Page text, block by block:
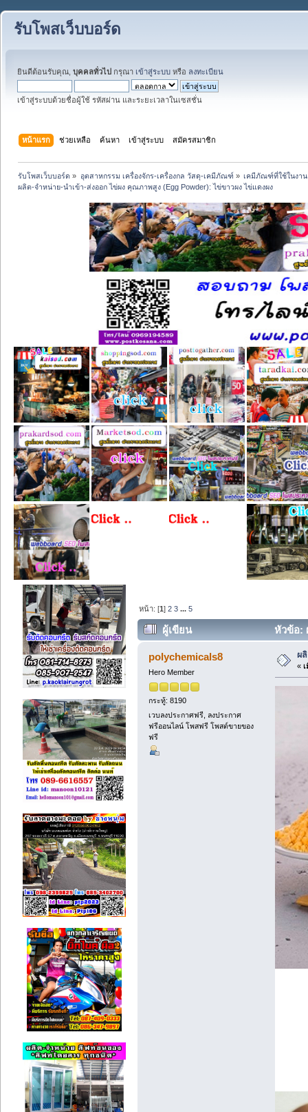
รับโพสเว็บบอร์ด
ยินดีต้อนรับคุณ, บุคคลทั่วไป กรุณา เข้าสู่ระบบ หรือ ลงทะเบียน
เข้าสู่ระบบด้วยชื่อผู้ใช้ รหัสผ่าน และระยะเวลาในเซสชั่น
หน้าแรก ช่วยเหลือ ค้นหา เข้าสู่ระบบ สมัครสมาชิก
รับโพสเว็บบอร์ด » อุตสาหกรรม เครื่องจักร-เครื่องกล วัสดุ-เคมีภัณฑ์ » เคมีภัณฑ์ที่ใช้ในงา
ผลิต-จำหน่าย-นำเข้า-ส่งออก ไข่ผง คุณภาพสูง (Egg Powder): ไข่ขาวผง ไข่แดงผง
หน้า: [1]2 3 ...5
ผู้เขียน หัวข้อ:
polychemicals8
Hero Member
กระทู้: 8190
เวบลงประกาศฟรี, ลงประกาศ
ฟรีออนไลน์ โพสฟรี โพสต์ขายของ
ฟรี
ผ
«